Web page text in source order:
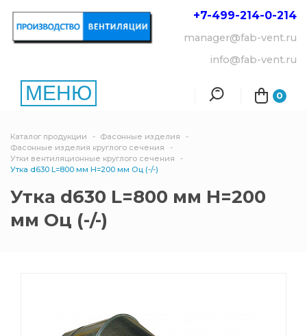
МЕНЮ 0
+7-499-214-0-214
manager@fab-vent.ru
info@fab-vent.ru
Каталог продукции
Фасонные изделия
Фасонные изделия круглого сечения
Утки вентиляционные круглого сечения
Утка d630 L=800 мм Н=200 мм Оц (-/-)
Утка d630 L=800 мм Н=200
мм Оц (-/-)